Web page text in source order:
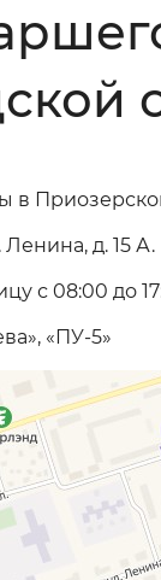
в
д. 15 А.
с 08:00 до
«ПУ-5»